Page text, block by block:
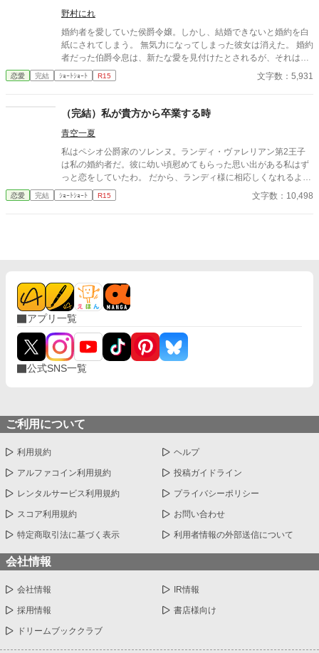
野村にれ
婚約者を愛していた侯爵令嬢。しかし、結婚できないと婚約を白
紙にされてしまう。 無気力になってしまった彼女は消えた。 婚約
者だった伯爵令息は、新たな愛を見付けたとされるが、それは新
たな愛なのか？
恋愛 完結 ｼｮｰﾄｼｮｰﾄ R15 文字数：5,931
（完結）私が貴方から卒業する時
青空一夏
私はペシオ公爵家のソレンヌ。ランディ・ヴァレリアン第2王子
は私の婚約者だ。彼に幼い頃慰めてもらった思い出がある私はず
っと恋をしていたわ。 だから、ランディ様に相応しくなれるよう
努力してきたの。でもね、彼は･･････ ※なんちゃって西洋風異世
界。現代的な表現や機器、お料理などでてくる可能性あり。史実
恋愛 完結 ｼｮｰﾄｼｮｰﾄ R15 文字数：10,498
アプリ一覧
公式SNS一覧
ご利用について
利用規約 ヘルプ
アルファコイン利用規約 投稿ガイドライン
レンタルサービス利用規約 プライバシーポリシー
スコア利用規約 お問い合わせ
特定商取引法に基づく表示 利用者情報の外部送信について
会社情報
会社情報 IR情報
採用情報 書店様向け
ドリームブッククラブ